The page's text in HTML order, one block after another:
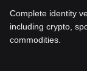
Complete identity
including crypto,
commodities.